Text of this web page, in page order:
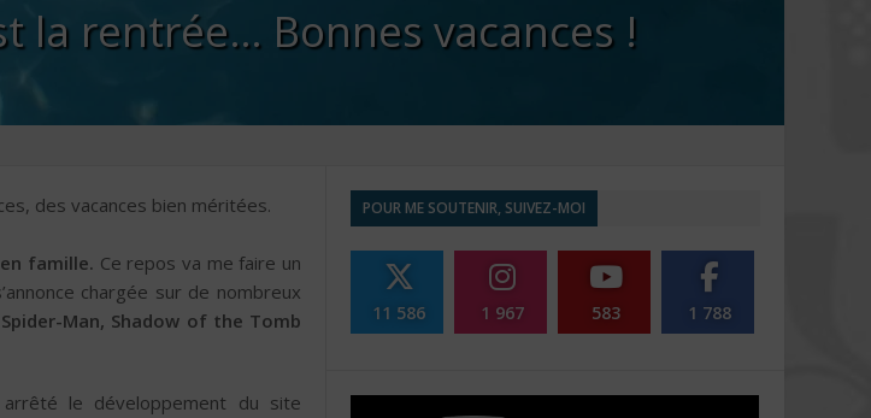
la rentrée… Bonnes vacances !
des vacances bien méritées.
famille. Ce repos va me faire un
chargée sur de nombreux
Man, Shadow of the Tomb
le développement du site
POUR ME SOUTENIR, SUIVEZ-MOI
11 586 1 967 583 1 788